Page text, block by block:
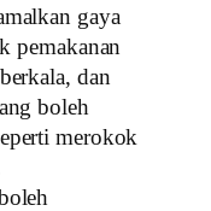
gaya
pemakanan
dan
boleh
merokok